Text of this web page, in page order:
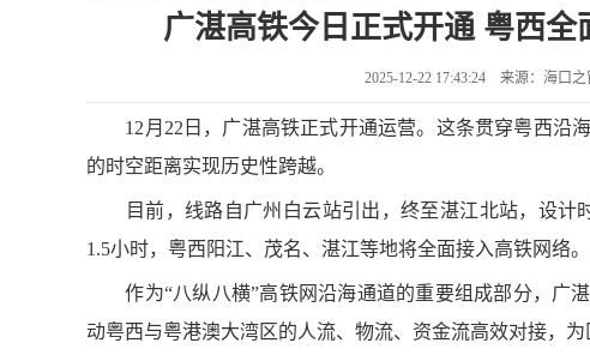
广湛高铁今日正式开通 粤西
2025-12-22 17:43:24 来源：海口之
12月22日，广湛高铁正式开通运营。这条贯穿粤西沿
的时空距离实现历史性跨越。
目前，线路自广州白云站引出，终至湛江北站，设计
1.5小时，粤西阳江、茂名、湛江等地将全面接入高铁网络。
作为“八纵八横”高铁网沿海通道的重要组成部分，广
动粤西与粤港澳大湾区的人流、物流、资金流高效对接，为